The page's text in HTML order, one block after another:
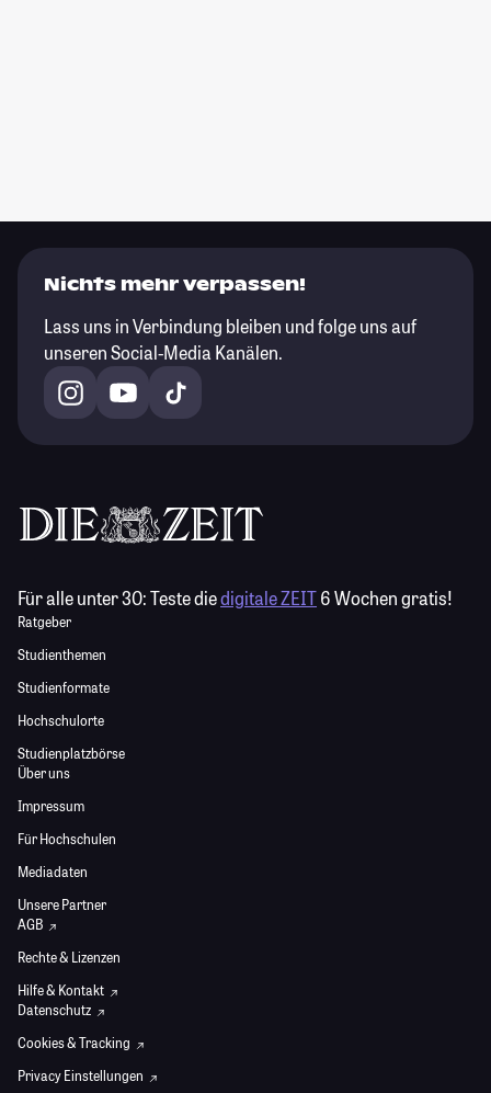
Nichts mehr verpassen!
Lass uns in Verbindung bleiben und folge uns auf
unseren Social-Media Kanälen.
Für alle unter 30:Teste diedigitale ZEIT6 Wochen gratis!
Ratgeber
Studienthemen
Studienformate
Hochschulorte
Studienplatzbörse
Über uns
Impressum
Für Hochschulen
Mediadaten
Unsere Partner
AGB
Rechte & Lizenzen
Hilfe & Kontakt
Datenschutz
Cookies & Tracking
Privacy Einstellungen